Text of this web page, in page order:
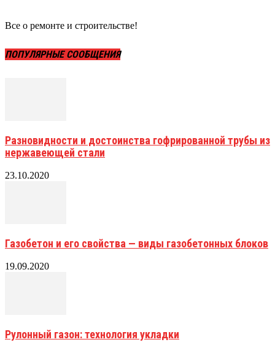
Все о ремонте и строительстве!
ПОПУЛЯРНЫЕ СООБЩЕНИЯ
Разновидности и достоинства гофрированной трубы из
нержавеющей стали
23.10.2020
Газобетон и его свойства — виды газобетонных блоков
19.09.2020
Рулонный газон: технология укладки